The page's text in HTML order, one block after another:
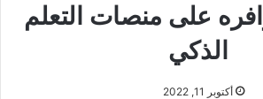
على منصات التعلم
الذكي
أكتوبر 11, 2022